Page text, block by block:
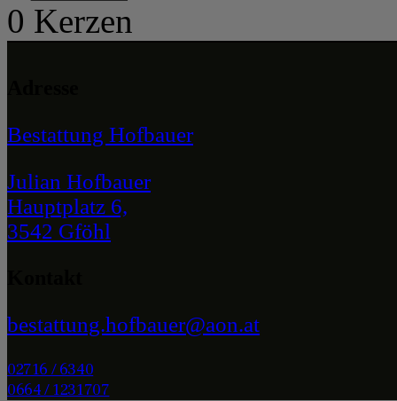
0 Kerzen
Bestattung Hofbauer
Julian Hofbauer
Hauptplatz 6,
3542 Gföhl
bestattung.hofbauer@aon.at
02716 / 6340
0664 / 1231707